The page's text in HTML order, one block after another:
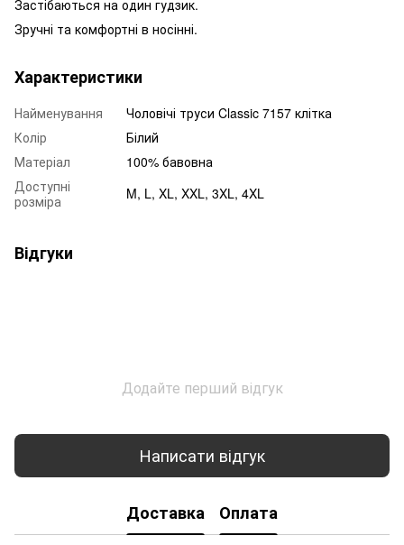
Застібаються на один гудзик.
Зручні та комфортні в носінні.
Характеристики
Найменування
Чоловічі труси Classic 7157 клітка
Колір
Білий
Матеріал
100% бавовна
Доступні
розміра
M, L, XL, XXL, 3XL, 4XL
Відгуки
Додайте перший відгук
Написати відгук
Доставка Оплата